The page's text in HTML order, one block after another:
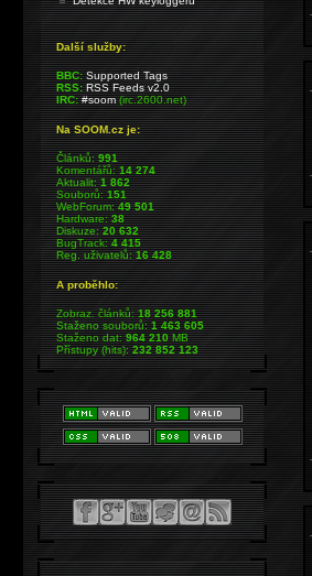
Další služby:
BBC: Supported Tags
RSS: RSS Feeds v2.0
IRC: #soom(irc.2600.net)
Na SOOM.cz je:
Článků:991
Komentářů:14 274
Aktualit:1 862
Souborů:151
WebForum:49 501
Hardware:38
Diskuze:20 632
BugTrack:4 415
Reg. uživatelů:16 428
A proběhlo:
Zobraz. článků:18 256 881
Staženo souborů:1 463 605
Staženo dat:964 210MB
Přístupy (hits):232 852 123